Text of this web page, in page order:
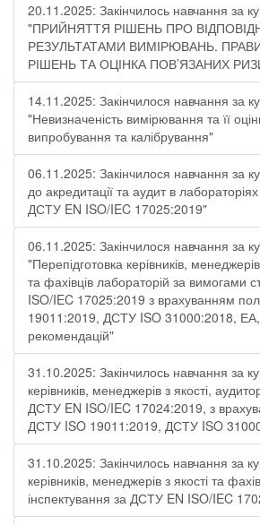
20.11.2025: Закінчилось навчання за
"ПРИЙНЯТТЯ РІШЕНЬ ПРО
РЕЗУЛЬТАТАМИ ВИМІРЮВАНЬ.
РІШЕНЬ ТА ОЦІНКА ПОВ’ЯЗАНИХ
14.11.2025: Закінчилося навчання за
"Невизначеність вимірювання та її
випробування та калібрування"
06.11.2025: Закінчилося навчання за
до акредитації та аудит в
ДСТУ EN ISO/IEC 17025:2019"
06.11.2025: Закінчилося навчання за
"Перепідготовка керівників,
та фахівців лабораторій за вимогами
ISO/IEC 17025:2019 з врахуванням
19011:2019, ДСТУ ISO 31000:2018,
рекомендацій"
31.10.2025: Закінчилось навчання за
керівників, менеджерів з якості,
ДСТУ EN ISO/IEC 17024:2019, з
ДСТУ ISO 19011:2019, ДСТУ ISO
31.10.2025: Закінчилось навчання за
керівників, менеджерів з якості та
інспектування за ДСТУ EN ISO/IEC